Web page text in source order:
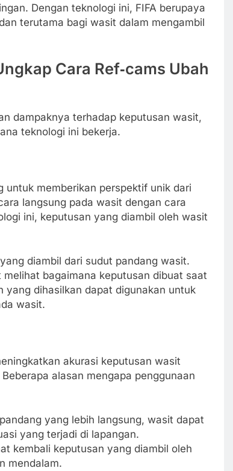
Dengan teknologi ini, FIFA berupaya
terutama bagi wasit dalam mengambil
Cara Ref‑cams Ubah
dampaknya terhadap keputusan wasit,
teknologi ini bekerja.
untuk memberikan perspektif unik dari
langsung pada wasit dengan cara
ini, keputusan yang diambil oleh wasit
diambil dari sudut pandang wasit.
bagaimana keputusan dibuat saat
yang dihasilkan dapat digunakan untuk
wasit.
akurasi keputusan wasit
alasan mengapa penggunaan
yang lebih langsung, wasit dapat
yang terjadi di lapangan.
kembali keputusan yang diambil oleh
mendalam.